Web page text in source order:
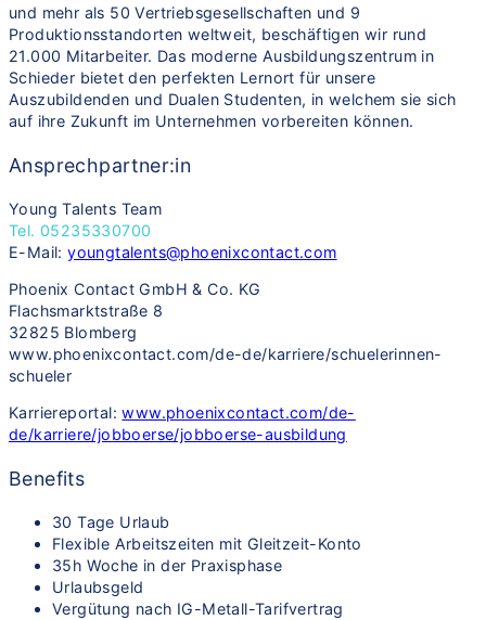
und mehr als 50 Vertriebsgesellschaften und 9
Produktionsstandorten weltweit, beschäftigen wir rund
21.000 Mitarbeiter. Das moderne Ausbildungszentrum in
Schieder bietet den perfekten Lernort für unsere
Auszubildenden und Dualen Studenten, in welchem sie sich
auf ihre Zukunft im Unternehmen vorbereiten können.
Ansprechpartner:in
Young Talents Team
Tel. 05235330700
E-Mail:youngtalents@phoenixcontact.com
Phoenix Contact GmbH & Co. KG
Flachsmarktstraße 8
32825 Blomberg
www.phoenixcontact.com/de-de/karriere/schuelerinnen-
schueler
Karriereportal:www.phoenixcontact.com/de-
de/karriere/jobboerse/jobboerse-ausbildung
Benefits
30 Tage Urlaub
Flexible Arbeitszeiten mit Gleitzeit-Konto
35h Woche in der Praxisphase
Urlaubsgeld
Vergütung nach IG-Metall-Tarifvertrag